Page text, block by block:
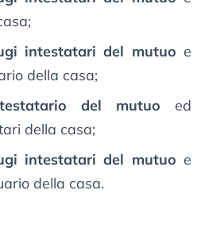
intestatari del mutuo e
della casa;
del mutuo ed
della casa;
intestatari del mutuo e
della casa.